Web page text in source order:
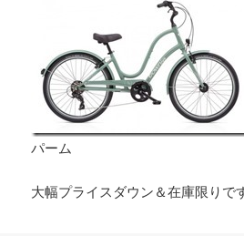
パーム
大幅プライスダウン＆在庫限りで